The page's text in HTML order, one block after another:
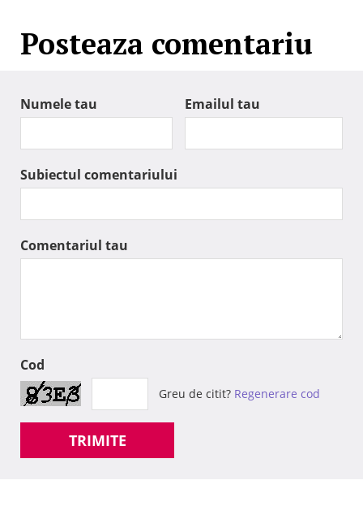
Posteaza comentariu
Numele tau Emailul tau
Subiectul comentariului
Comentariul tau
Cod
Greu de citit? Regenerare cod
TRIMITE